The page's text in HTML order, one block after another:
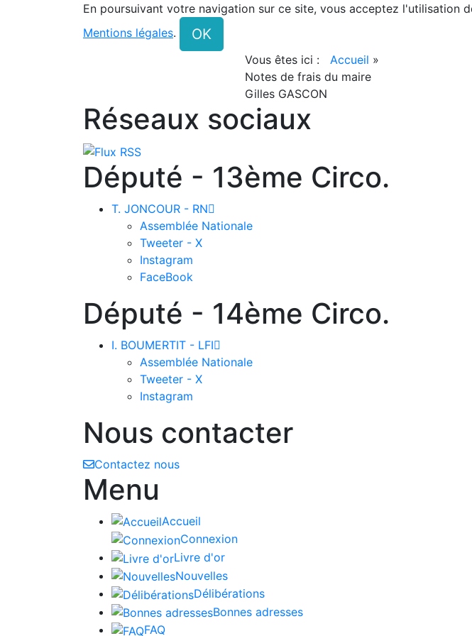
En poursuivant votre navigation sur ce site, vous acceptez l'utilisation
Mentions légales. OK
Vous êtes ici : Accueil »
Notes de frais du maire
Gilles GASCON
Réseaux sociaux
Député - 13ème Circo.
T. JONCOUR - RN
Assemblée Nationale
Tweeter - X
Instagram
FaceBook
Député - 14ème Circo.
I. BOUMERTIT - LFI
Assemblée Nationale
Tweeter - X
Instagram
Nous contacter
Contactez nous
Menu
Accueil
Connexion
Livre d'or
Nouvelles
Délibérations
Bonnes adresses
FAQ